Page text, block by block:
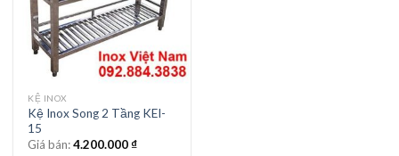
KỆ INOX
Kệ Inox Song 2 Tầng KEI-
15
Giá bán:4.200.000₫